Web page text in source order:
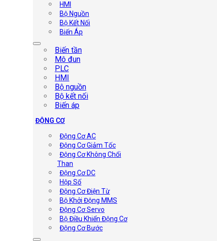
HMI
Bộ Nguồn
Bộ Kết Nối
Biến Áp
Biến tần
Mô đun
PLC
HMI
Bộ nguồn
Bộ kết nối
Biến áp
ĐỘNG CƠ
Động Cơ AC
Động Cơ Giảm Tốc
Động Cơ Không Chổi
Than
Động Cơ DC
Hộp Số
Động Cơ Điện Từ
Bộ Khởi Động MMS
Động Cơ Servo
Bộ Điều Khiển Động Cơ
Động Cơ Bước